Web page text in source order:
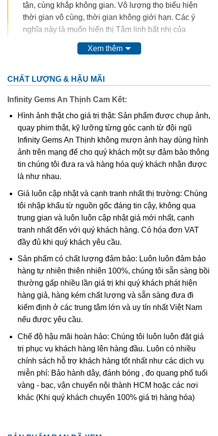
tận, cùng khắp không gian. Vô lượng thọ biểu hiện
thời gian vô cùng, thời gian không giới hạn. Các ý
nghĩa này là muốn hiển thị Tâm linh bất nhị của
Đạo Phật. Bất nhị cũng không phải là một, mà là
không có số lượng. Cùng khắp không gian, cùng
nghĩa thực sự của danh xưng A-Di Đà tức là vô
cùng khắp thời gian, không có số lượng cũng có
nghĩa là không có không gian, không có thời gian,
không có số lượng, đó là vì Tâm như hư không vô
sở hữu hay Phật tánh bất nhị, bất biến, bất sinh bất
diệt, cũng có nghĩa là Niết Bàn (Nirvana).
A Di Đà được thế gian hình tượng hóa thành vị Phật của thế giới
Tây phương cực lạc, nơi chỉ có vui mà không có khổ
Ý NGHĨA khi sử dụng phật bản mệnh A Di Đà
Phật A Di Đà là vị phật xuất hiện và được tôn sùng trong
Xem thêm
CHẤT LƯỢNG & HẬU MÃI
Infinity Gems An Thịnh Cam Kết:
Hình ảnh thật cho giá trị thật: Sản phẩm được chụp ảnh,
quay phim thật, kỹ lưỡng từng góc cạnh từ đội ngũ
Infinity Gems An Thịnh không mượn ảnh hay dùng hình
ảnh trên mạng để cho quý khách một sự đảm bảo thông
tin chúng tôi đưa ra và hàng hóa quý khách nhận được
là như nhau.
Giá luôn cập nhật và cạnh tranh nhất thị trường: Chúng
tôi nhập khẩu từ nguồn gốc đáng tin cậy, không qua
trung gian và luôn luôn cập nhật giá mới nhất, cạnh
tranh nhất đến với quý khách hàng. Có hóa đơn VAT
đầy đủ khi quý khách yêu cầu.
Sản phẩm có chất lượng đảm bảo: Luôn luôn đảm bảo
hàng tự nhiên thiên nhiên 100%, chúng tôi sẵn sàng bồi
thường gấp nhiều lần giá trị khi quý khách phát hiện
hàng giả, hàng kém chất lượng và sẵn sàng đưa đi
kiểm định ở các trung tâm lớn và uy tín nhất Việt Nam
nếu được yêu cầu.
Chế độ hậu mãi hoàn hảo: Chúng tôi luôn luôn đặt giá
trị phục vụ khách hàng lên hàng đầu. Luôn có nhiều
chính sách hỗ trợ khách hàng tốt nhất như các dịch vụ
miễn phí: Bảo hành dây, đánh bóng , đo quang phổ tuổi
vàng - bạc, vận chuyển nội thành HCM hoặc các nơi
khác (Khi quý khách chuyển 100% giá trị hàng hóa)